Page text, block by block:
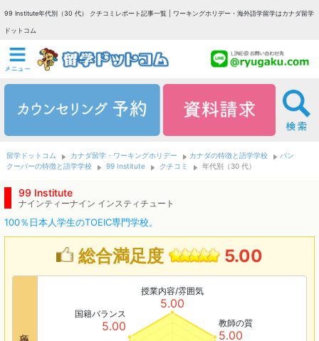
99 Institute年代別（30 代） クチコミレポート記事一覧 | ワーキングホリデー・海外語学留学はカナダ留学
ドットコム
留学ドットコム カナダ留学・ワーキングホリデー カナダの特徴と語学学校
バン
クーバーの特徴と語学学校
99 Institute クチコミ 年代別（30 代）
99 Institute
ナインティーナイン インスティチュート
100％日本人学生のTOEIC専門学校。
総合満足度 5.00
授業内容/雰囲気
5.00
教師の質
5.00
国籍バランス
5.00